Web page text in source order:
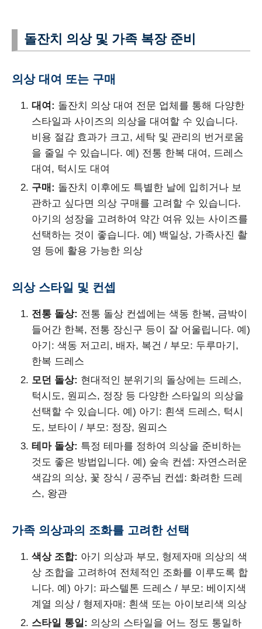
돌잔치 의상 및 가족 복장 준비
의상 대여 또는 구매
대여: 돌잔치 의상 대여 전문 업체를 통해 다양한
스타일과 사이즈의 의상을 대여할 수 있습니다.
비용 절감 효과가 크고, 세탁 및 관리의 번거로움
을 줄일 수 있습니다. 예) 전통 한복 대여, 드레스
대여, 턱시도 대여
구매: 돌잔치 이후에도 특별한 날에 입히거나 보
관하고 싶다면 의상 구매를 고려할 수 있습니다.
아기의 성장을 고려하여 약간 여유 있는 사이즈를
선택하는 것이 좋습니다. 예) 백일상, 가족사진 촬
영 등에 활용 가능한 의상
의상 스타일 및 컨셉
전통 돌상: 전통 돌상 컨셉에는 색동 한복, 금박이
들어간 한복, 전통 장신구 등이 잘 어울립니다. 예)
아기: 색동 저고리, 배자, 복건 / 부모: 두루마기,
한복 드레스
모던 돌상: 현대적인 분위기의 돌상에는 드레스,
턱시도, 원피스, 정장 등 다양한 스타일의 의상을
선택할 수 있습니다. 예) 아기: 흰색 드레스, 턱시
도, 보타이 / 부모: 정장, 원피스
테마 돌상: 특정 테마를 정하여 의상을 준비하는
것도 좋은 방법입니다. 예) 숲속 컨셉: 자연스러운
색감의 의상, 꽃 장식 / 공주님 컨셉: 화려한 드레
스, 왕관
가족 의상과의 조화를 고려한 선택
색상 조합: 아기 의상과 부모, 형제자매 의상의 색
상 조합을 고려하여 전체적인 조화를 이루도록 합
니다. 예) 아기: 파스텔톤 드레스 / 부모: 베이지색
계열 의상 / 형제자매: 흰색 또는 아이보리색 의상
스타일 통일: 의상의 스타일을 어느 정도 통일하